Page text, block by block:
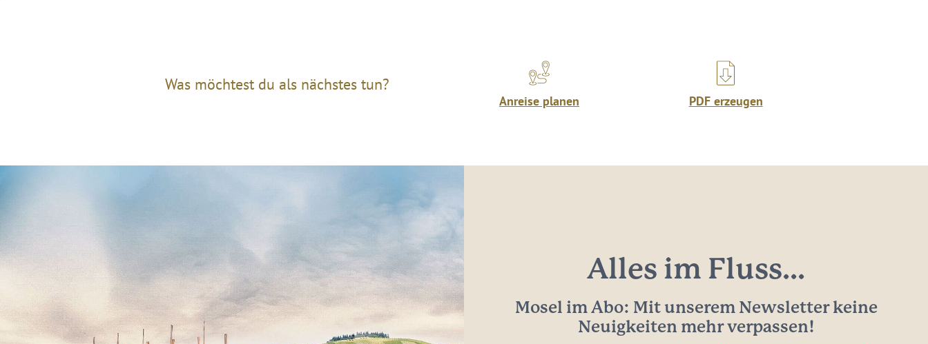
Was möchtest du als nächstes tun?
Anreise planen PDF erzeugen
Alles im Fluss...
Mosel im Abo: Mit unserem Newsletter keine
Neuigkeiten mehr verpassen!